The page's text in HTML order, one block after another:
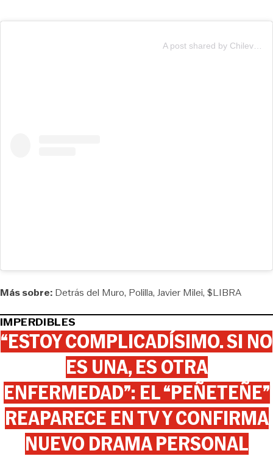
Más sobre: Detrás del Muro Polilla Javier Milei $LIBRA
IMPERDIBLES
“ESTOY COMPLICADÍSIMO. SI NO
ES UNA, ES OTRA
ENFERMEDAD”: EL “PEÑETEÑE”
REAPARECE EN TV Y CONFIRMA
NUEVO DRAMA PERSONAL